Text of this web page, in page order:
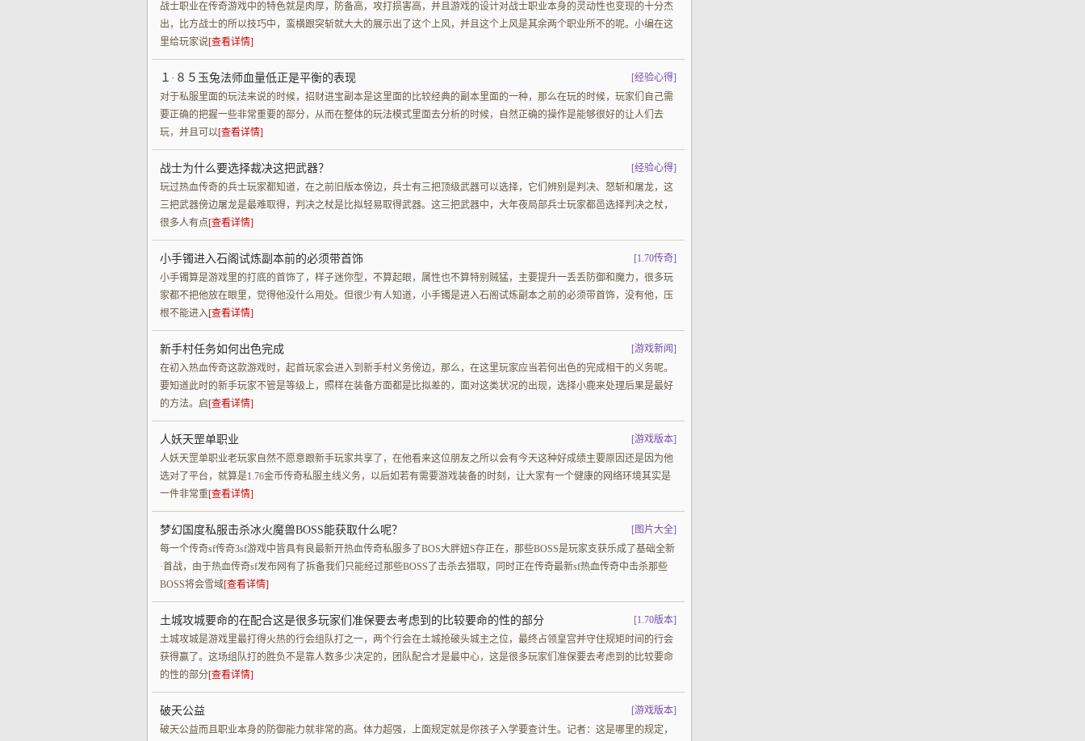
战士职业在传奇游戏中的特色就是肉厚，防备高，攻打损害高，并且游戏的设计对战士职业本身的灵动性也变现的十分杰
出，比方战士的所以技巧中，蛮横跟突斩就大大的展示出了这个上风，并且这个上风是其余两个职业所不的呢。小编在这
里给玩家说[查看详情]
[经验心得]
１·８５玉兔法师血量低正是平衡的表现
对于私服里面的玩法来说的时候，招财进宝副本是这里面的比较经典的副本里面的一种，那么在玩的时候，玩家们自己需
要正确的把握一些非常重要的部分，从而在整体的玩法模式里面去分析的时候，自然正确的操作是能够很好的让人们去
玩，并且可以[查看详情]
[经验心得]
战士为什么要选择裁决这把武器？
玩过热血传奇的兵士玩家都知道，在之前旧版本傍边，兵士有三把顶级武器可以选择，它们辨别是判决、怒斩和屠龙，这
三把武器傍边屠龙是最难取得，判决之杖是比拟轻易取得武器。这三把武器中，大年夜局部兵士玩家都邑选择判决之杖，
很多人有点[查看详情]
[1.70传奇]
小手镯进入石阁试炼副本前的必须带首饰
小手镯算是游戏里的打底的首饰了，样子迷你型，不算起眼，属性也不算特别贼猛，主要提升一丢丢防御和魔力，很多玩
家都不把他放在眼里，觉得他没什么用处。但很少有人知道，小手镯是进入石阁试炼副本之前的必须带首饰，没有他，压
根不能进入[查看详情]
[游戏新闻]
新手村任务如何出色完成
在初入热血传奇这款游戏时，起首玩家会进入到新手村义务傍边，那么，在这里玩家应当若何出色的完成相干的义务呢。
要知道此时的新手玩家不管是等级上，照样在装备方面都是比拟差的，面对这类状况的出现，选择小鹿来处理后果是最好
的方法。启[查看详情]
[游戏版本]
人妖天罡单职业
人妖天罡单职业老玩家自然不愿意跟新手玩家共享了，在他看来这位朋友之所以会有今天这种好成绩主要原因还是因为他
选对了平台，就算是1.76金币传奇私服主线义务，以后如若有需要游戏装备的时刻，让大家有一个健康的网络环境其实是
一件非常重[查看详情]
[图片大全]
梦幻国度私服击杀冰火魔兽BOSS能获取什么呢？
每一个传奇sf传奇3sf游戏中皆具有良最新开热血传奇私服多了BOS大胖妞S存正在，那些BOSS是玩家支获乐成了基础全新
·首战，由于热血传奇sf发布网有了拆备我们只能经过那些BOSS了击杀去猎取，同时正在传奇最新sf热血传奇中击杀那些
BOSS将会雪域[查看详情]
[1.70版本]
土城攻城要命的在配合这是很多玩家们准保要去考虑到的比较要命的性的部分
土城攻城是游戏里最打得火热的行会组队打之一，两个行会在土城抢破头城主之位，最终占领皇宫并守住规矩时间的行会
获得赢了。这场组队打的胜负不是靠人数多少决定的，团队配合才是最中心，这是很多玩家们准保要去考虑到的比较要命
的性的部分[查看详情]
[游戏版本]
破天公益
破天公益而且职业本身的防御能力就非常的高。体力超强，上面规定就是你孩子入学要查计生。记者：这是哪里的规定，